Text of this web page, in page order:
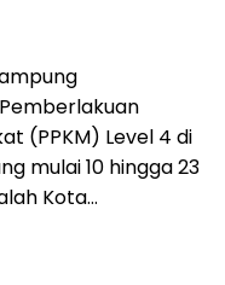
(PPKM) Level 4 di
mulai 10 hingga 23
Kota…